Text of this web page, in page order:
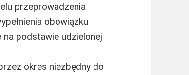
przeprowadzenia
obowiązku
podstawie udzielonej
okres niezbędny do